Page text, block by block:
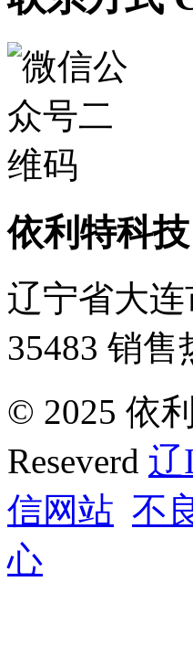
依利特科技
辽宁省大
35483 销售
© 2025 依
Reseverd 辽
信网站 不
心